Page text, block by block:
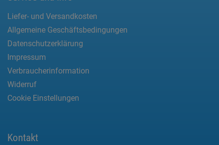
Liefer- und Versandkosten
Allgemeine Geschäftsbedingungen
Datenschutzerklärung
Impressum
Verbraucherinformation
Widerruf
Cookie Einstellungen
Kontakt